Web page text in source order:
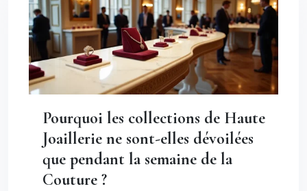
Pourquoi les collections de Haute
Joaillerie ne sont-elles dévoilées
que pendant la semaine de la
Couture ?